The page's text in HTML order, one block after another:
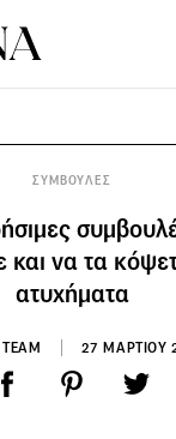
ΣΥΜΒΟΥΛΕΣ
και να τα
ατυχήματα
27 ΜΑΡΤΙΟΥ